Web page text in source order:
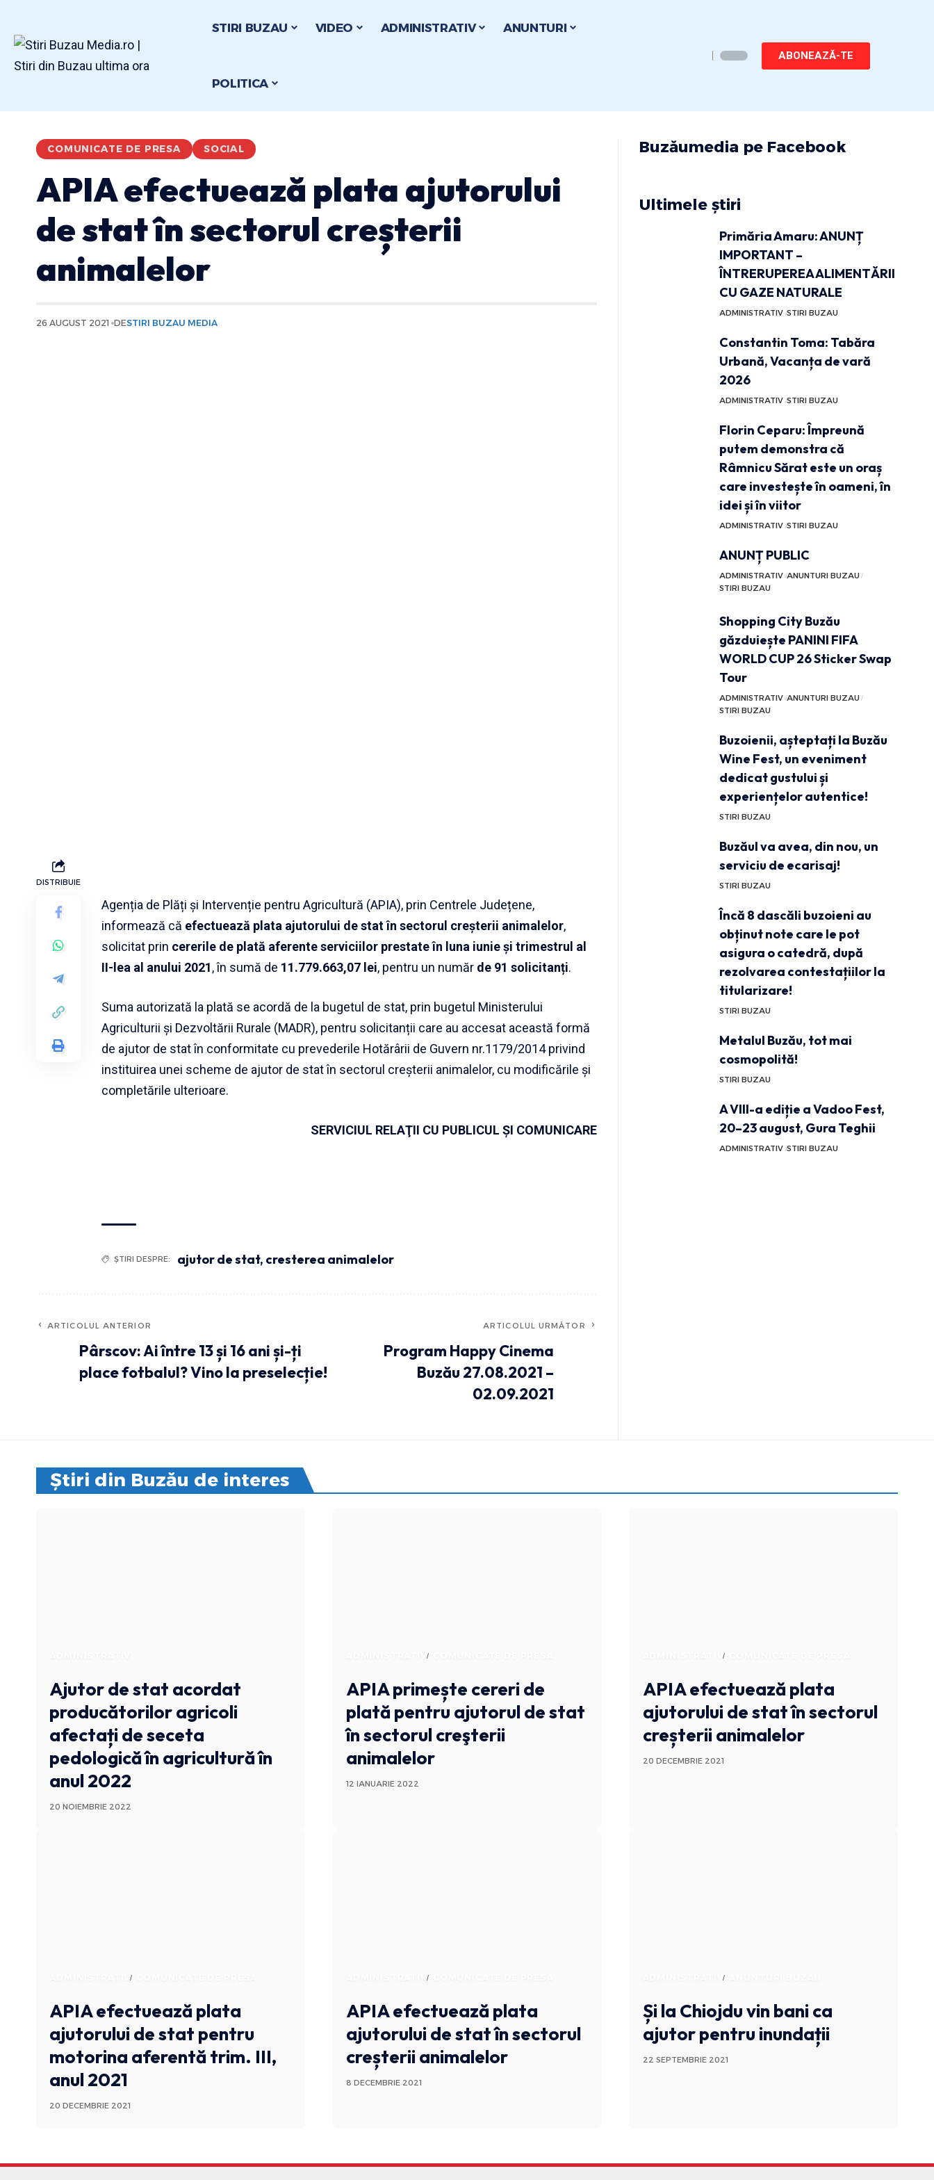
STIRI BUZAU VIDEO ADMINISTRATIV ANUNTURI
POLITICA
ABONEAZĂ-TE
COMUNICATE DE PRESA SOCIAL
APIA efectuează plata ajutorului
de stat în sectorul creșterii
animalelor
26 AUGUST 2021 DESTIRI BUZAU MEDIA
DISTRIBUIE
Agenția de Plăți şi Intervenție pentru Agricultură (APIA), prin Centrele Județene,
informează că efectuează plata ajutorului de statîn sectorul creșterii animalelor,
solicitat prin cererile de plată aferente serviciilor prestate în luna iunieși trimestrul al
II-lea al anului 2021, în sumă de 11.779.663,07 lei, pentru un număr de 91 solicitanți.
Suma autorizată la plată se acordă de la bugetul de stat, prin bugetul Ministerului
Agriculturii și Dezvoltării Rurale (MADR), pentru solicitanții care au accesat această formă
de ajutor de stat în conformitate cu prevederile Hotărârii de Guvern nr.1179/2014 privind
instituirea unei scheme de ajutor de stat în sectorul creșterii animalelor, cu modificările şi
completările ulterioare.
SERVICIUL RELAŢII CU PUBLICUL ŞI COMUNICARE
ȘTIRI DESPRE: ajutor de stat, cresterea animalelor
ARTICOLUL ANTERIOR
Pârscov: Ai între 13 și 16 ani și-ți
place fotbalul? Vino la preselecție!
ARTICOLUL URMĂTOR
Program Happy Cinema
Buzău 27.08.2021 –
02.09.2021
Buzăumedia pe Facebook
Ultimele știri
Primăria Amaru: ANUNȚ
IMPORTANT –
ÎNTRERUPEREA ALIMENTĂRII
CU GAZE NATURALE
ADMINISTRATIV STIRI BUZAU
Constantin Toma: Tabăra
Urbană, Vacanța de vară
2026
ADMINISTRATIV STIRI BUZAU
Florin Ceparu: Împreună
putem demonstra că
Râmnicu Sărat este un oraș
care investește în oameni, în
idei și în viitor
ADMINISTRATIV STIRI BUZAU
ANUNȚ PUBLIC
ADMINISTRATIV ANUNTURI BUZAU
STIRI BUZAU
Shopping City Buzău
găzduiește PANINI FIFA
WORLD CUP 26 Sticker Swap
Tour
ADMINISTRATIV ANUNTURI BUZAU
STIRI BUZAU
Buzoienii, așteptați la Buzău
Wine Fest, un eveniment
dedicat gustului și
experiențelor autentice!
STIRI BUZAU
Buzăul va avea, din nou, un
serviciu de ecarisaj!
STIRI BUZAU
Încă 8 dascăli buzoieni au
obținut note care le pot
asigura o catedră, după
rezolvarea contestațiilor la
titularizare!
STIRI BUZAU
Metalul Buzău, tot mai
cosmopolită!
STIRI BUZAU
A VIII-a ediție a Vadoo Fest,
20–23 august, Gura Teghii
ADMINISTRATIV STIRI BUZAU
Știri din Buzău de interes
Ajutor de stat acordat
producătorilor agricoli
afectați de seceta
pedologică în agricultură în
anul 2022
20 NOIEMBRIE 2022
ADMINISTRATIV
APIA primește cereri de
plată pentru ajutorul de stat
în sectorul creşterii
animalelor
12 IANUARIE 2022
ADMINISTRATIV
APIA efectuează plata
ajutorului de stat în sectorul
creșterii animalelor
20 DECEMBRIE 2021
ADMINISTRATIV
APIA efectuează plata
ajutorului de stat pentru
motorina aferentă trim. III,
anul 2021
20 DECEMBRIE 2021
ADMINISTRATIV
APIA efectuează plata
ajutorului de stat în sectorul
creșterii animalelor
8 DECEMBRIE 2021
ADMINISTRATIV
Și la Chiojdu vin bani ca
ajutor pentru inundații
22 SEPTEMBRIE 2021